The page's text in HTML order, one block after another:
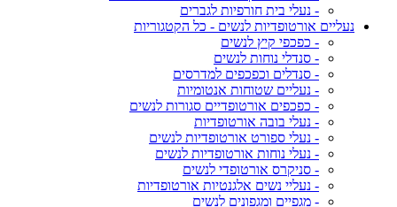
- נעלי בית חורפיות לגברים
נעליים אורטופדיות לנשים - כל הקטגוריות
- כפכפי קיץ לנשים
- סנדלי נוחות לנשים
- סנדלים וכפכפים למדרסים
- נעליים שטוחות אנטומיות
- כפכפים אורטופדיים סגורות לנשים
- נעלי בובה אורטופדיות
- נעלי ספורט אורטופדיות לנשים
- נעלי נוחות אורטופדיות לנשים
- סניקרס אורטופדי לנשים
- נעליי נשים אלגנטיות אורטופדיות
- מגפיים ומגפונים לנשים